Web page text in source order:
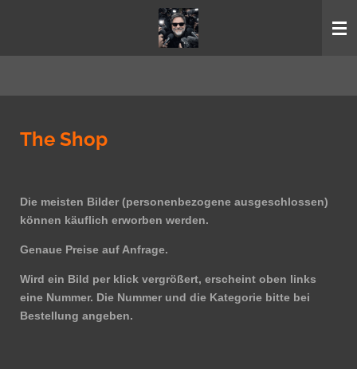
The Shop
Die meisten Bilder (personenbezogene ausgeschlossen)
können käuflich erworben werden.
Genaue Preise auf Anfrage.
Wird ein Bild per klick vergrößert, erscheint oben links
eine Nummer. Die Nummer und die Kategorie bitte bei
Bestellung angeben.